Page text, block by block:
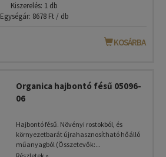
Kiszerelés: 1 db
Egységár: 8678 Ft / db
KOSÁRBA
Organica hajbontó fésű 05096-
06
Hajbontó fésű. Növényi rostokból, és
környezetbarát újrahasznosítható hőálló
műanyagból (Összetevők:...